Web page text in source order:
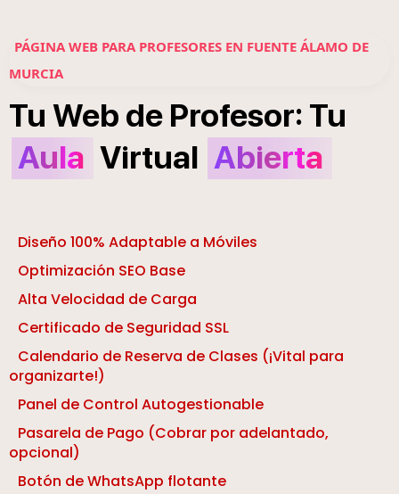
PÁGINA WEB PARA PROFESORES EN FUENTE ÁLAMO DE
MURCIA
Tu Web de Profesor: Tu
Aula Virtual Abierta
Diseño 100% Adaptable a Móviles
Optimización SEO Base
Alta Velocidad de Carga
Certificado de Seguridad SSL
Calendario de Reserva de Clases (¡Vital para
organizarte!)
Panel de Control Autogestionable
Pasarela de Pago (Cobrar por adelantado,
opcional)
Botón de WhatsApp flotante